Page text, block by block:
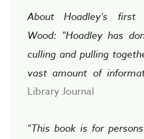
About Hoadley's first
Wood: "Hoadley has
culling and pulling
vast amount of
Library Journal
"This book is for